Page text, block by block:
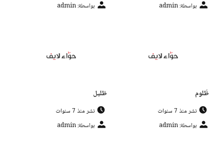
بواسطة: admin
بواسطة: admin
ظَلوم
نشر منذ 7 سنوات
بواسطة: admin
ظليل
نشر منذ 7 سنوات
بواسطة: admin